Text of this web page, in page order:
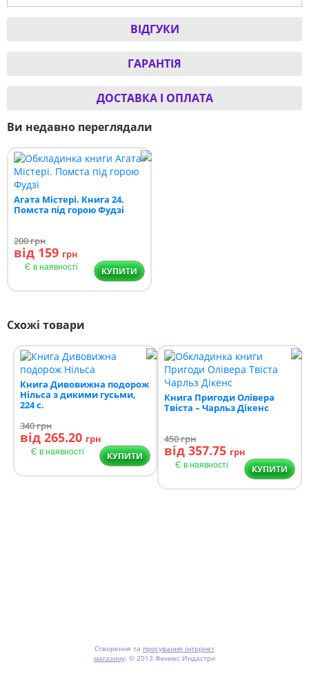
ВІДГУКИ
ГАРАНТІЯ
ДОСТАВКА І ОПЛАТА
Ви недавно переглядали
Агата Містері. Книга 24.
Помста під горою Фудзі
200грн
від 159 грн
Є в наявності КУПИТИ
Схожі товари
Книга Дивовижна подорож
Нільса з дикими гусьми,
224 с.
340грн
від 265.20 грн
Є в наявності КУПИТИ
Книга Пригоди Олівера
Твіста – Чарльз Дікенс
450грн
від 357.75 грн
Є в наявності КУПИТИ
Створення та просування інтернет
магазину: © 2013 Феникс Индастри